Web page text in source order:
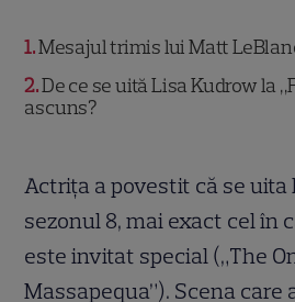
1 Mesajul trimis lui Matt
2 De ce se uită Lisa Kudrow la
ascuns?
Actrița a povestit că se uita
sezonul 8, mai exact cel în
este invitat special („The
Massapequa”). Scena care